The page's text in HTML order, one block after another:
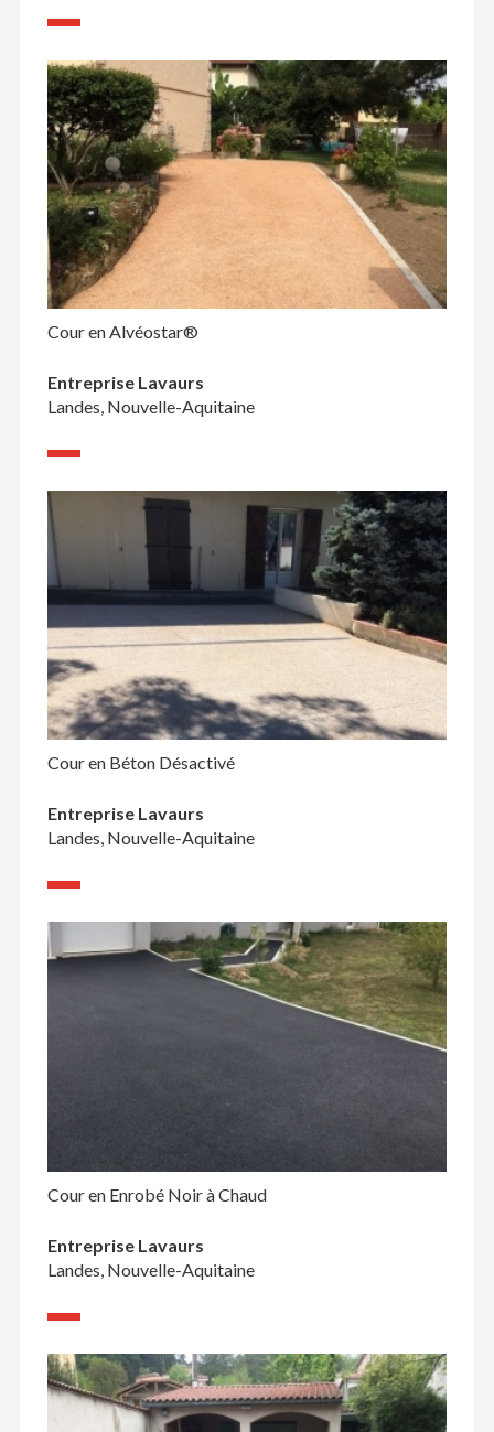
Cour en Alvéostar®
Entreprise Lavaurs
Landes, Nouvelle-Aquitaine
Cour en Béton Désactivé
Entreprise Lavaurs
Landes, Nouvelle-Aquitaine
Cour en Enrobé Noir à Chaud
Entreprise Lavaurs
Landes, Nouvelle-Aquitaine